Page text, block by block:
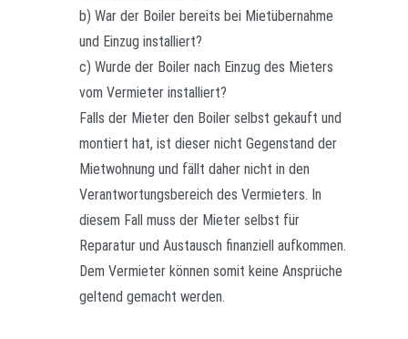
b) War der Boiler bereits bei Mietübernahme
und Einzug installiert?
c) Wurde der Boiler nach Einzug des Mieters
vom Vermieter installiert?
Falls der Mieter den Boiler selbst gekauft und
montiert hat, ist dieser nicht Gegenstand der
Mietwohnung und fällt daher nicht in den
Verantwortungsbereich des Vermieters. In
diesem Fall muss der Mieter selbst für
Reparatur und Austausch finanziell aufkommen.
Dem Vermieter können somit keine Ansprüche
geltend gemacht werden.